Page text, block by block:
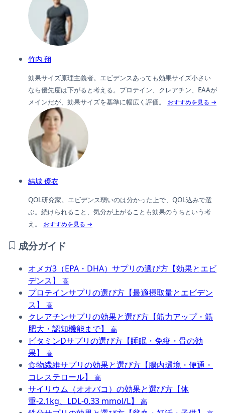
竹内 翔
効果サイズ原理主義者。エビデンスあっても効果サイズ小さい
なら優先度は下がると考える。プロテイン、クレアチン、EAAが
メインだが、効果サイズを基準に幅広く評価。
おすすめを見る →
結城 優衣
QOL研究家。エビデンス弱いのは分かった上で、QOL込みで選
ぶ。続けられること、気分が上がることも効果のうちという考
え。
おすすめを見る →
成分ガイド
オメガ3（EPA・DHA）サプリの選び方【効果とエビ
デンス】
高
プロテインサプリの選び方【最適摂取量とエビデン
ス】
高
クレアチンサプリの効果と選び方【筋力アップ・筋
肥大・認知機能まで】
高
ビタミンDサプリの選び方【睡眠・免疫・骨の効
果】
高
食物繊維サプリの効果と選び方【腸内環境・便通・
コレステロール】
高
サイリウム（オオバコ）の効果と選び方【体
重-2.1kg、LDL-0.33 mmol/L】
高